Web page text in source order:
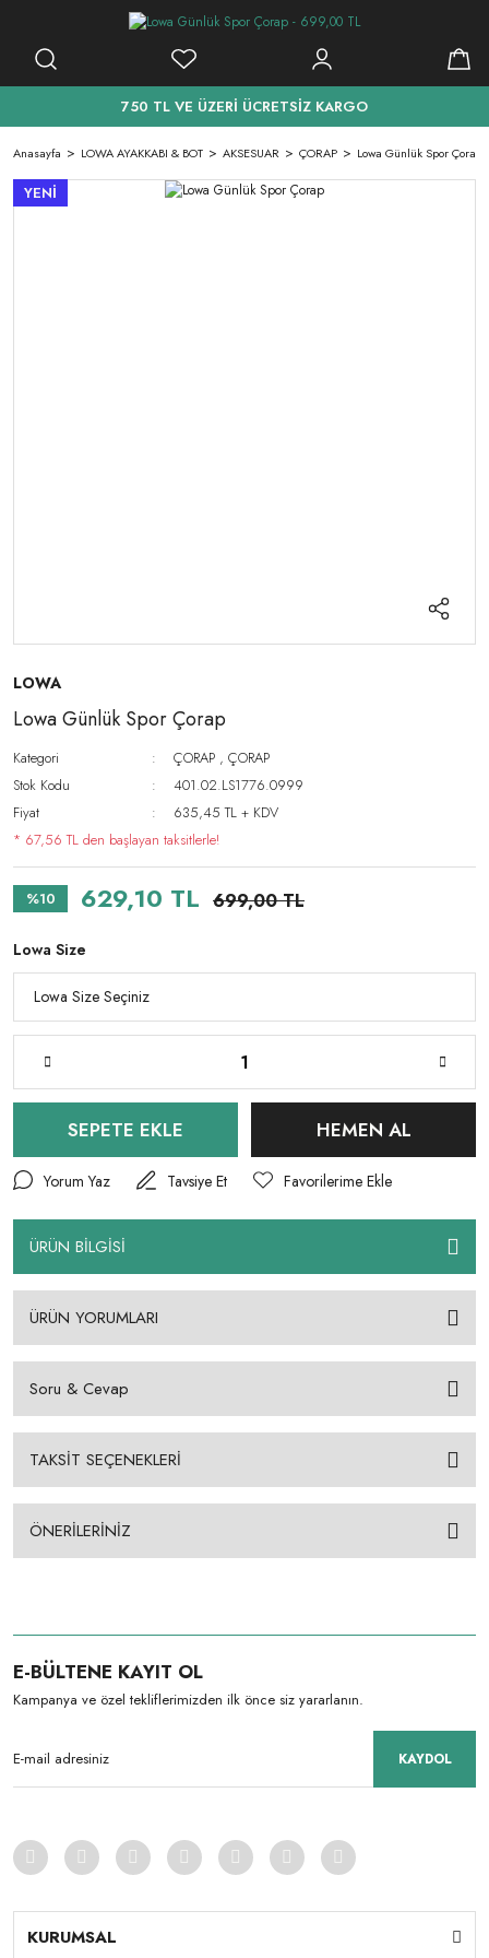
750 TL VE ÜZERİ ÜCRETSİZ KARGO
Anasayfa LOWA AYAKKABI & BOT AKSESUAR ÇORAP Lowa Günlük Spor Çorap
YENİ
LOWA
Lowa Günlük Spor Çorap
Kategori ÇORAP ,ÇORAP
Stok Kodu
401.02.LS1776.0999
Fiyat
635,45 TL + KDV
* 67,56 TL den başlayan taksitlerle!
%10 629,10 TL 699,00 TL
Lowa Size
SEPETE EKLE HEMEN AL
Yorum Yaz Tavsiye Et
ÜRÜN BİLGİSİ
ÜRÜN YORUMLARI
Soru & Cevap
TAKSİT SEÇENEKLERİ
ÖNERİLERİNİZ
E-BÜLTENE KAYIT OL
Kampanya ve özel tekliflerimizden ilk önce siz yararlanın.
KAYDOL
KURUMSAL